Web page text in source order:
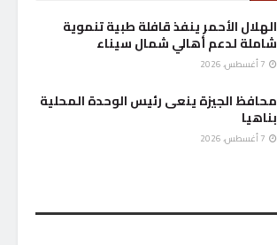
الهلال الأحمر ينفذ قافلة طبية تنموية
شاملة لدعم أهالي شمال سيناء
محافظ الجيزة ينعى رئيس الوحدة المحلية
بناهيا